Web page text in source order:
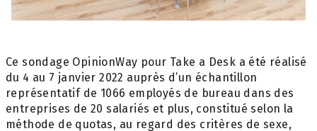
Ce sondage OpinionWay pour Take a Desk a été réalisé
du 4 au 7 janvier 2022 auprès d’un échantillon
représentatif de 1066 employés de bureau dans des
entreprises de 20 salariés et plus, constitué selon la
méthode de quotas, au regard des critères de sexe,